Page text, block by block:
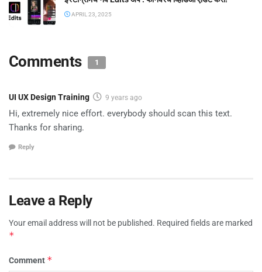
APRIL 23, 2025
Comments 1
UI UX Design Training 9 years ago
Hi, extremely nice effort. everybody should scan this text.
Thanks for sharing.
Reply
Leave a Reply
Your email address will not be published. Required fields are marked
*
Comment *